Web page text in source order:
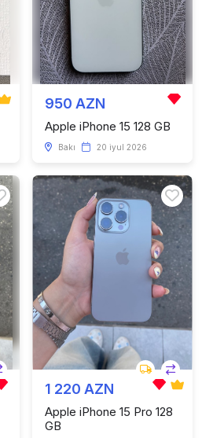
950 AZN
Apple iPhone 15 128 GB
Bakı 20 iyul 2026
1 220 AZN
Apple iPhone 15 Pro 128
GB